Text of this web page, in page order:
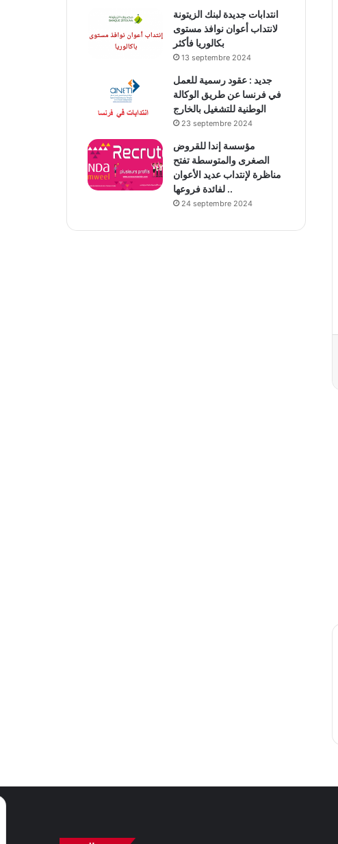
انتدابات جديدة لبنك الزيتونة
لانتداب أعوان نوافذ مستوى
بكالوريا فأكثر
13 septembre 2024
جديد : عقود رسمية للعمل
في فرنسا عن طريق الوكالة
الوطنية للتشغيل بالخارج
23 septembre 2024
مؤسسة إندا للقروض
الصغرى والمتوسطة تفتح
مناظرة لإنتداب عديد الأعوان
لفائدة فروعها ..
24 septembre 2024